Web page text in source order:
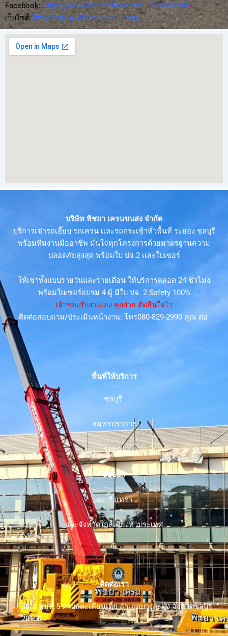
Facebook: https://www.facebook.com/tel.0808292990/
เว็บไซต์: https://xn--42cl0crvh7hn5i.com/
บริษัท พิชยา เครนขนส่ง จำกัด
บริการเช่ารถเฮี๊ยบ รถเครน เเละรถกระเช้าทั่วพื้นที่ ระยอง ชลบุรี
พร้อมทีมงานมืออาชีพ มั่นใจทุกโครงการด้วยมาตรฐานความ
ปลอดภัยสูงสุด พร้อมใบ ปจ.2 เเละใบเซอร์
ให้เช่าทั้งแบบรายวันและรายเดือน ให้บริการตลอด 24 ชั่วโมง
พร้อมใบเซอร์อบรม 4 ผู้ มีใบ ปจ. 2 Safety 100%
เจ้าของรับงานเอง คุยง่าย ตัดสินใจไว
ติดต่อสอบถาม/ประเมินหน้างาน: โทร080-829-2990 คุณ ต่อ
พื้นที่ให้บริการ
ชลบุรี
สมุทรปราการ
ระยอง
อยุธยา
ฉะเชิงเทรา
และจังหวัดใกล้เคียงทั่วประเทศ
ติดต่อเรา
38/8 หมู่ที่ 5 ตำบลตะเคียนเตี้ย อำเภอบางละมุง จังหวัดชลบุรี
20150